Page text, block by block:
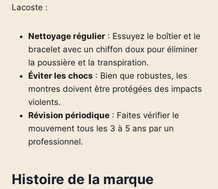
Lacoste :
Nettoyage régulier : Essuyez le boîtier et le
bracelet avec un chiffon doux pour éliminer
la poussière et la transpiration.
Éviter les chocs : Bien que robustes, les
montres doivent être protégées des impacts
violents.
Révision périodique : Faites vérifier le
mouvement tous les 3 à 5 ans par un
professionnel.
Histoire de la marque